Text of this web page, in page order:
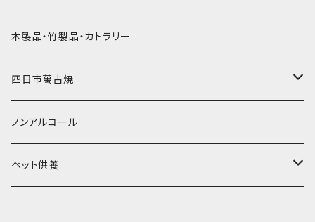
無添加瓶シロップ
その他かき氷用品
ドライアイス15ｋｇ
ドライアイス20ｋｇ
ドライアイス25ｋｇ
木製品・竹製品・カトラリー
四日市萬古焼
土鍋・土釜
一般土鍋
皿・椀・丼・小物
ノンアルコール
ペット供養